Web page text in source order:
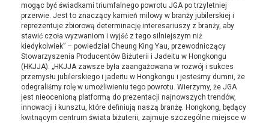
mogąc być świadkami triumfalnego powrotu JGA po trzyletniej
przerwie. Jest to znaczący kamień milowy w branży jubilerskiej i
reprezentuje zbiorową determinację interesariuszy z branży, aby
stawić czoła wyzwaniom i wyjść z tego silniejszym niż
kiedykolwiek” – powiedział Cheung King Yau, przewodniczący
Stowarzyszenia Producentów Biżuterii i Jadeitu w Hongkongu
(HKJJA). „HKJJA zawsze była zaangażowana w rozwój i sukces
przemysłu jubilerskiego i jadeitu w Hongkongu i jesteśmy dumni, że
odegraliśmy rolę w umożliwieniu tego powrotu. Wierzymy, że JGA
jest nieocenioną platformą do prezentacji najnowszych trendów,
innowacji i kunsztu, które definiują naszą branżę. Hongkong, będący
kwitnącym centrum świata biżuterii, zajmuje szczególne miejsce w